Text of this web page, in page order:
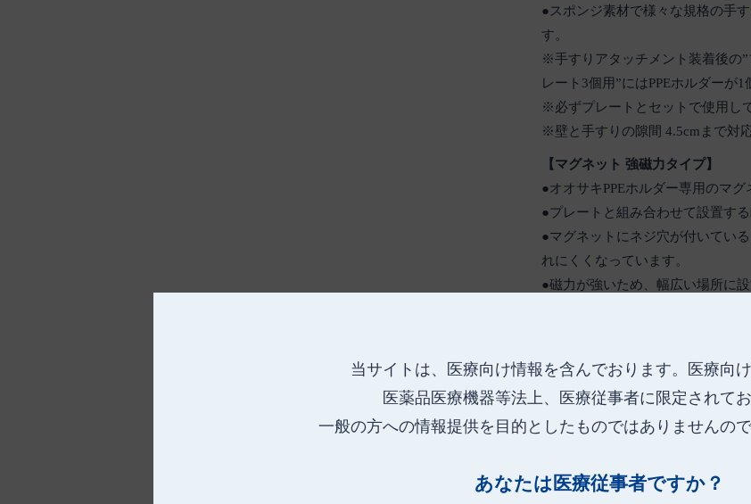
当サイトは、医療向け情報を含んでおります。
医療向
医薬品医療機器等法上、医療従事者に限定されてお
一般の方への情報提供を目的としたものではありませんので
あなたは医療従事者ですか？
●スポンジ素材で様々な規格の手
す。
※手すりアタッチメント装着後の”
レート3個用”にはPPEホルダーが1
※必ずプレートとセットで使用し
※壁と手すりの隙間 4.5cmまで対
【マグネット 強磁力タイプ】
●オオサキPPEホルダー専用のマグ
●プレートと組み合わせて設置する
●マグネットにネジ穴が付いてい
れにくくなっています。
●磁力が強いため、幅広い場所に
また、マグネット単体を壁などに
離せなくなる恐れがあります。
【マグネット 標準磁力タイプ】
●ホルダーを1個ずつ設置するのに